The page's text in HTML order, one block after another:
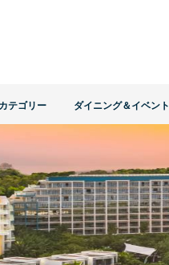
テゴリー ダイニング＆イベント